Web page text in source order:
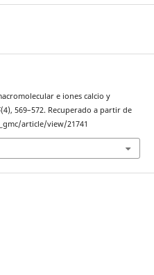
e iones calcio y
(4), 569–572. Recuperado a partir de
article/view/21741